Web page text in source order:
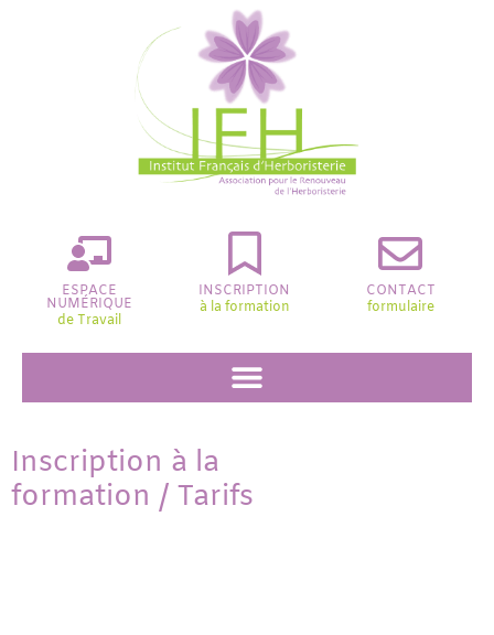
ESPACE
NUMÉRIQUE
de Travail
INSCRIPTION
à la formation
CONTACT
formulaire
Inscription à la
formation / Tarifs